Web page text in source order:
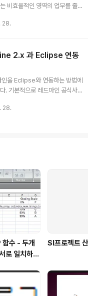
비효율적인 영역의 업무를 줄이
메일로 등록하는 방법을 진행해
설치되지 않은 경우는 이전글을
랍니다. http://yes.imhappyo.c
전에서는 설정에 필요한 기본적
있으므로 실제 우리가 설정해야
또는 imap 이메일 서버에 접근
는 과정뿐입니다. 저는 redmin
28.
2.x 과 Eclipse 연동
인을 Eclipse와 연동하는 방법에
. 기본적으로 레드마인 공식사이
각 다르기 때문에 한번에 쉽게
태에서 시작하기 때문에 레드마
는 이전글을 참고하세요 - http://
저는 CentOS 6.x 를 사용
전을 설치한 상태입니다. 레드
28.
수 - 두개
로 일치하지
SI프로젝트